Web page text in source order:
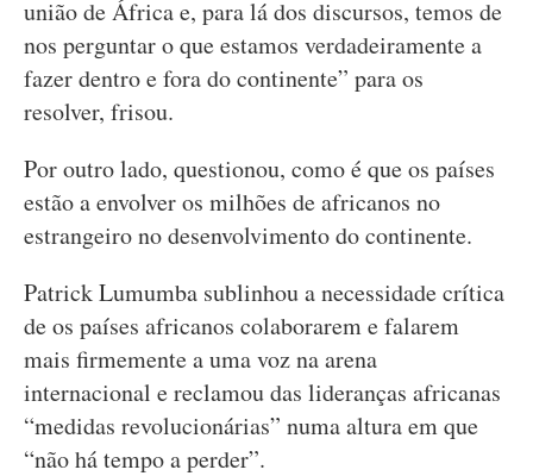
união de África e, para lá dos discursos, temos de
nos perguntar o que estamos verdadeiramente a
fazer dentro e fora do continente” para os
resolver, frisou.
Por outro lado, questionou, como é que os países
estão a envolver os milhões de africanos no
estrangeiro no desenvolvimento do continente.
Patrick Lumumba sublinhou a necessidade crítica
de os países africanos colaborarem e falarem
mais firmemente a uma voz na arena
internacional e reclamou das lideranças africanas
“medidas revolucionárias” numa altura em que
“não há tempo a perder”.